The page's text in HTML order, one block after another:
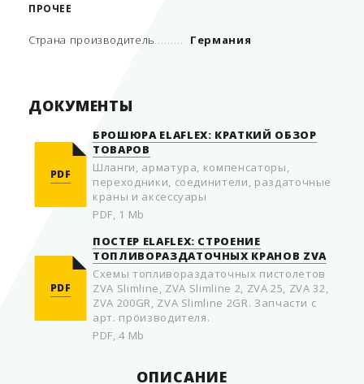
ПРОЧЕЕ
Страна производитель Германия
ДОКУМЕНТЫ
PDF
БРОШЮРА ELAFLEX: КРАТКИЙ ОБЗОР
ТОВАРОВ
Шланги, арматура, компенсаторы,
переходники, соединители, раздаточные
краны и аксессуары
PDF, 1 Mb
PDF
ПОСТЕР ELAFLEX: СТРОЕНИЕ
ТОПЛИВОРАЗДАТОЧНЫХ КРАНОВ ZVA
Схемы топливораздаточных пистолетов
ZVA Slimline, ZVA Slimline 2, ZVA 25, ZVA 32,
ZVA 200GR, ZVA Slimline 2GR. Запчасти с
арт. производителя.
PDF, 4 Mb
ОПИСАНИЕ